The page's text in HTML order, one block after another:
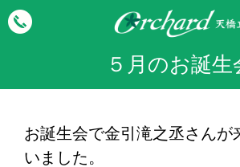
５月のお誕生
お誕生会で金引滝之丞さんが
いました。